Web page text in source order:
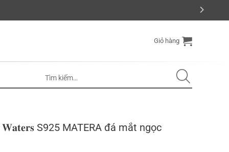
Giỏ hàng
S925 MATERA đá mắt ngọc